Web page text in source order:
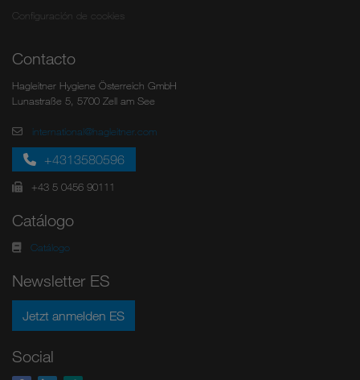
Configuración de cookies
Contacto
Hagleitner Hygiene Österreich GmbH
Lunastraße 5, 5700 Zell am See
international@hagleitner.com
+4313580596
+43 5 0456 90111
Catálogo
Catálogo
Newsletter ES
Jetzt anmelden ES
Social